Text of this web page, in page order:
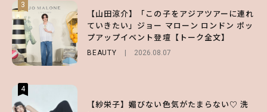
3
【山田涼介】「この子をアジアツアーに連れ
ていきたい」ジョー マローン ロンドン ポッ
プアップイベント登壇【トーク全文】
BEAUTY 2026.08.07
4
【紗栄子】媚びない色気がたまらない♡ 洗
3
【ハローキティ】がスシローと初コラボ♡
第1弾の気になるメニュー＆限定グッズを総
チェック！
LIFESTYLE 2026.07.31
4
【SNIDEL】長濱ねるとロマンティックトラ
3
【谷まりあ】夏は“シアースカート”でさり
げなく肌見せ！透け感のニュアンスを楽しめ
るマストハブアイテム4選
FASHION 2026.07.19
4
【ハローキティ】がスシローと初コラボ♡
第1弾の気になるメニュー＆限定グッズを総